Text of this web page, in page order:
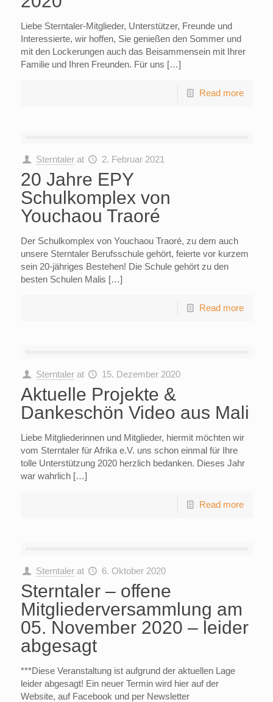
Liebe Sterntaler-Mitglieder, Unterstützer, Freunde und
Interessierte, wir hoffen, Sie genießen den Sommer und
mit den Lockerungen auch das Beisammensein mit Ihrer
Familie und Ihren Freunden. Für uns […]
Read more
Sterntaler at 2. Februar 2021
20 Jahre EPY
Schulkomplex von
Youchaou Traoré
Der Schulkomplex von Youchaou Traoré, zu dem auch
unsere Sterntaler Berufsschule gehört, feierte vor kurzem
sein 20-jähriges Bestehen! Die Schule gehört zu den
besten Schulen Malis […]
Read more
Sterntaler at 15. Dezember 2020
Aktuelle Projekte &
Dankeschön Video aus Mali
Liebe Mitgliederinnen und Mitglieder, hiermit möchten wir
vom Sterntaler für Afrika e.V. uns schon einmal für Ihre
tolle Unterstützung 2020 herzlich bedanken. Dieses Jahr
war wahrlich […]
Read more
Sterntaler at 6. Oktober 2020
Sterntaler – offene
Mitgliederversammlung am
05. November 2020 – leider
abgesagt
***Diese Veranstaltung ist aufgrund der aktuellen Lage
leider abgesagt! Ein neuer Termin wird hier auf der
Website, auf Facebook und per Newsletter